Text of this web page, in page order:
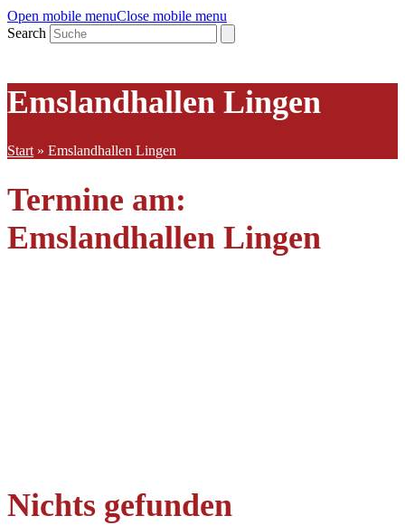
Open mobile menuClose mobile menu
Search
Emslandhallen Lingen
Start » Emslandhallen Lingen
Termine am:
Emslandhallen Lingen
Nichts gefunden